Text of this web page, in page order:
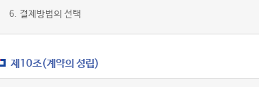
6. 결제방법의 선택
제10조(계약의 성립)